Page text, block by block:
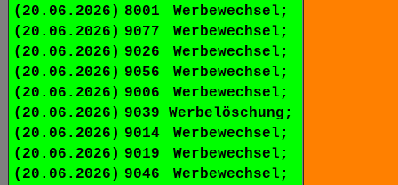
(20.06.2026) 8001
Werbewechsel;
(20.06.2026) 9077
Werbewechsel;
(20.06.2026) 9026
Werbewechsel;
(20.06.2026) 9056
Werbewechsel;
(20.06.2026) 9006
Werbewechsel;
(20.06.2026) 9039
Werbelöschung;
(20.06.2026) 9014
Werbewechsel;
(20.06.2026) 9019
Werbewechsel;
(20.06.2026) 9046
Werbewechsel;